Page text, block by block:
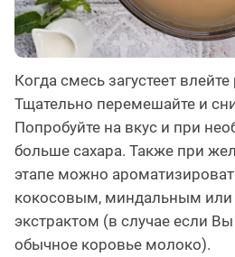
Когда смесь загустеет
Тщательно перемешайте и
Попробуйте на вкус и при
больше сахара. Также при
этапе можно
кокосовым, миндальным
экстрактом (в случае если
обычное коровье молоко).